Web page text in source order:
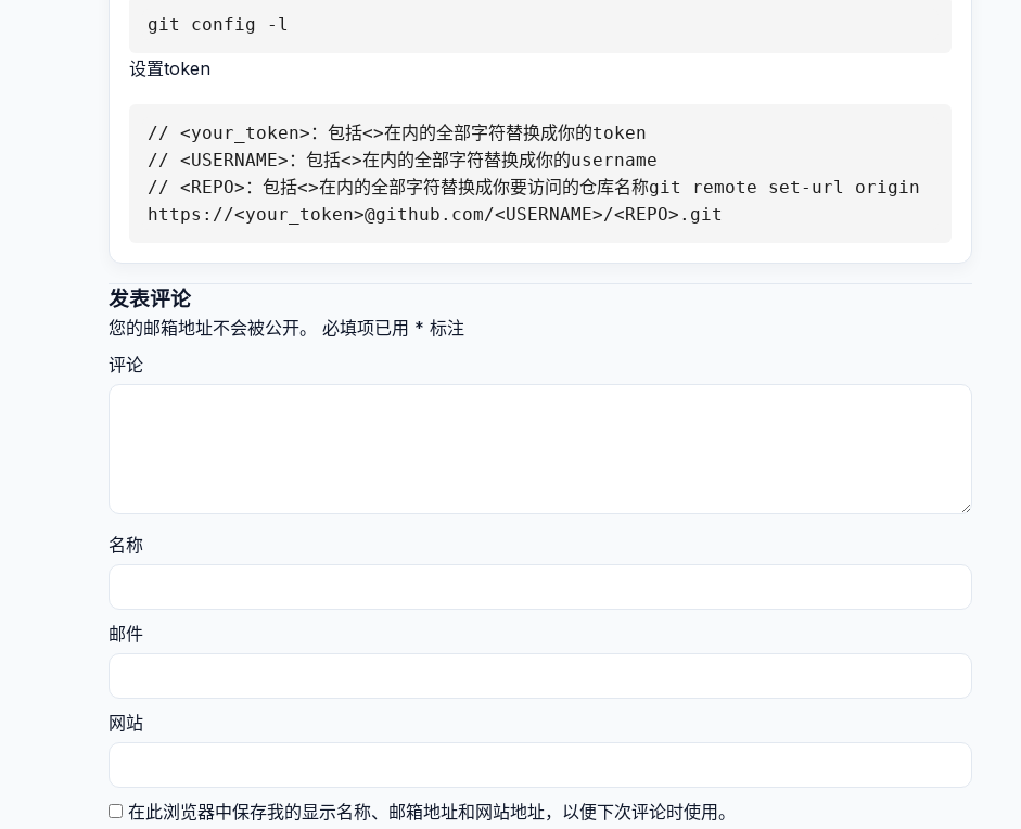
git config -l
设置token
// <your_token>：包括<>在内的全部字符替换成你的token
// <USERNAME>：包括<>在内的全部字符替换成你的username
// <REPO>：包括<>在内的全部字符替换成你要访问的仓库名称git remote set-url origin
https://<your_token>@github.com/<USERNAME>/<REPO>.git
发表评论
您的邮箱地址不会被公开。 必填项已用 * 标注
评论
名称
邮件
网站
在此浏览器中保存我的显示名称、邮箱地址和网站地址，以便下次评论时使用。